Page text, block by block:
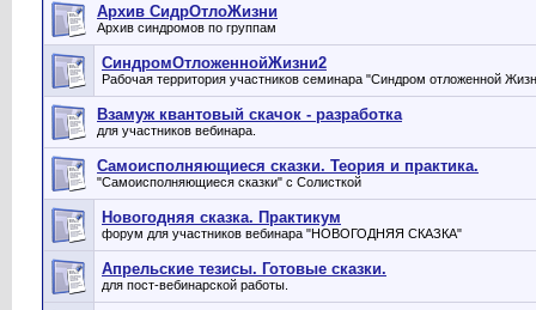
Архив СидрОтлоЖизни
Архив синдромов по группам
СиндромОтложеннойЖизни2
Рабочая территория участников семинара "Синдром отложенной
Взамуж квантовый скачок - разработка
для участников вебинара.
Самоисполняющиеся сказки. Теория и практика.
"Самоисполняющиеся сказки" с Солисткой
Новогодняя сказка. Практикум
форум для участников вебинара "НОВОГОДНЯЯ СКАЗКА"
Апрельские тезисы. Готовые сказки.
для пост-вебинарской работы.